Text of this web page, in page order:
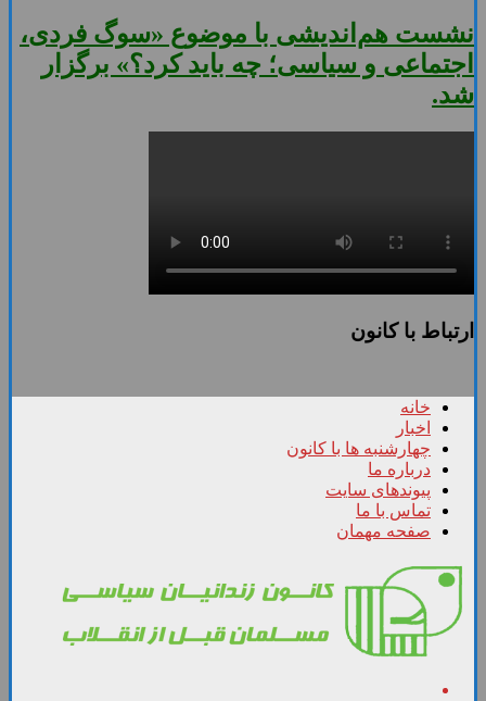
نشست هم‌اندیشی با موضوع «سوگ فردی،
اجتماعی و سیاسی؛ چه باید کرد؟» برگزار
شد.
ارتباط با کانون
خانه
اخبار
چهارشنبه ها با کانون
درباره ما
پیوندهای سایت
تماس با ما
صفحه مهمان